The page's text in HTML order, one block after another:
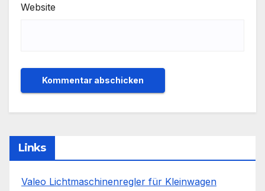
Website
Links
Valeo Lichtmaschinenregler für Kleinwagen